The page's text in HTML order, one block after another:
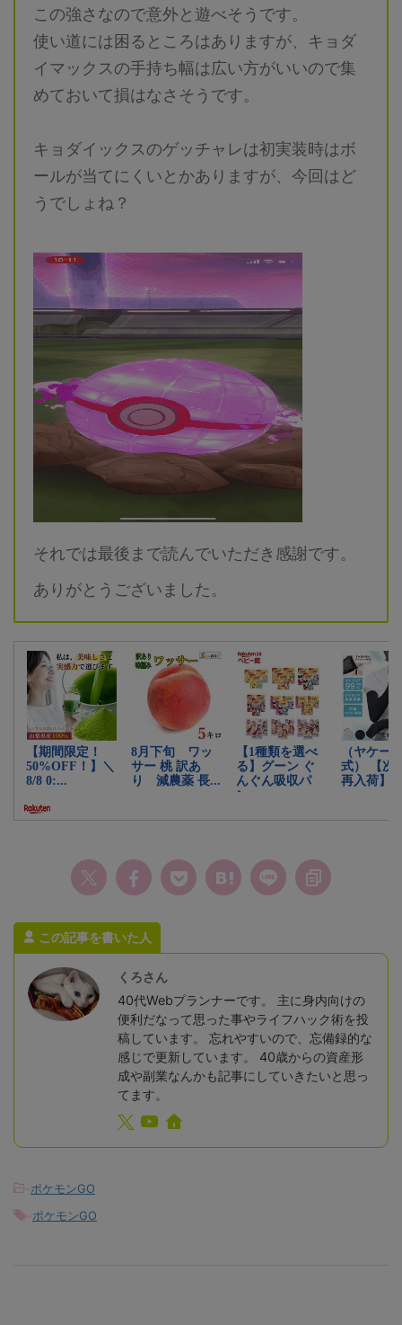
この強さなので意外と遊べそうです。
使い道には困るところはありますが、キョダ
イマックスの手持ち幅は広い方がいいので集
めておいて損はなさそうです。
キョダイックスのゲッチャレは初実装時はボ
ールが当てにくいとかありますが、今回はど
うでしょね？
それでは最後まで読んでいただき感謝です。
ありがとうございました。
この記事を書いた人
くろさん
40代Webプランナーです。 主に身内向けの
便利だなって思った事やライフハック術を投
稿しています。 忘れやすいので、忘備録的な
感じで更新しています。 40歳からの資産形
成や副業なんかも記事にしていきたいと思っ
てます。
ポケモンGO
ポケモンGO